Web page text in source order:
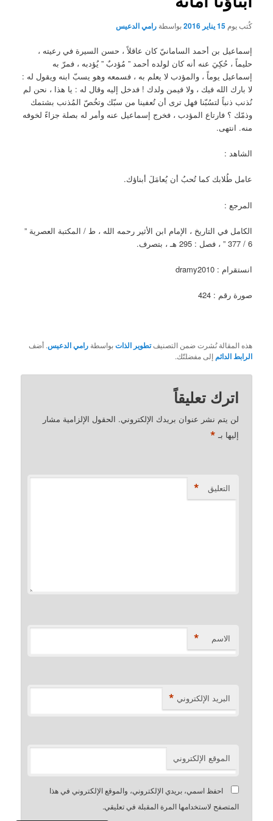
كُتب يوم15 يناير 2016 بواسطةرامي الدعيس
إسماعيل بن أحمد السامانيّ كان عاقلاً ، حسن السيرة في رعيته ،
حليماً ، حُكِيَ عنه أنه كان لولده أحمد ” مُؤدبٌ ” يُؤدبه ، فمرّ به
إسماعيل يوماً ، والمؤدب لا يعلم به ، فسمعه وهو يسبّ ابنه ويقول له :
لا بارك الله فيك ، ولا فيمن ولدك ! فدخل إليه وقال له : يا هذا ، نحن لم
نُذنب ذنباً لتسُبّنا فهل ترى أن تُعفينا من سبّك وتخُصّ المُذنب بشتمك
وذمّك ؟ فارتاع المؤدب ، فخرج إسماعيل عنه وأمر له بصلة جزاءً لخوفه
منه. انتهى.
الشاهد :
عامل طُلابك كما تُحبُ أن يُعامَلَ أبناؤك.
المرجع :
الكامل في التاريخ ، الإمام ابن الأثير رحمه الله ، ط / المكتبة العصرية ”
6 / 377 ” ، فصل : 295 هـ ، بتصرف.
انستقرام : dramy2010
صورة رقم : 424
هذه المقالة نُشرت ضمن التصنيفتطوير الذاتبواسطةرامي الدعيس. أضف
الرابط الدائم إلى مفضلتّك.
اترك تعليقاً
لن يتم نشر عنوان بريدك الإلكتروني. الحقول الإلزامية مشار
إليها بـ *
التعليق *
الاسم *
البريد الإلكتروني *
الموقع الإلكتروني
احفظ اسمي، بريدي الإلكتروني، والموقع الإلكتروني في هذا
المتصفح لاستخدامها المرة المقبلة في تعليقي.